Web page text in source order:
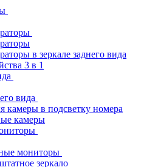
в зеркале заднего вида
3 в 1
вида
камеры в подсветку номера
камеры
мониторы
зеркало